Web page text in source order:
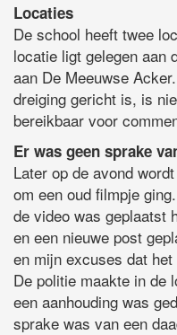
Locaties
De school heeft twee
locatie ligt gelegen aan
aan De Meeuwse
dreiging gericht is, is
bereikbaar voor
Er was geen sprake
Later op de avond
om een oud filmpje
de video was geplaatst
en een nieuwe post
en mijn excuses dat het
De politie maakte in de
een aanhouding was
sprake was van een